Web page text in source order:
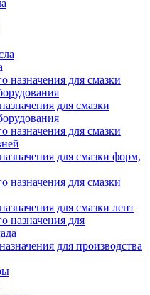
для смазки
для смазки форм,
для смазки лент
для производства